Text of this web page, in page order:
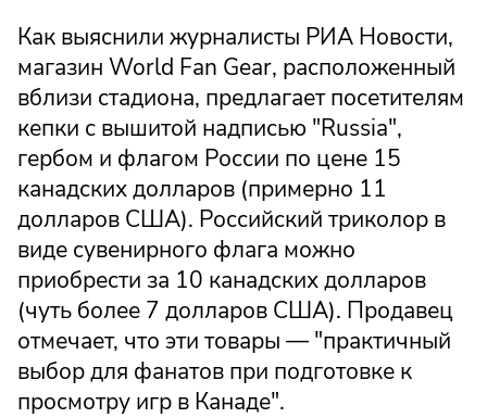
Как выяснили журналисты РИА Новости,
магазин World Fan Gear, расположенный
вблизи стадиона, предлагает посетителям
кепки с вышитой надписью "Russia",
гербом и флагом России по цене 15
канадских долларов (примерно 11
долларов США). Российский триколор в
виде сувенирного флага можно
приобрести за 10 канадских долларов
(чуть более 7 долларов США). Продавец
отмечает, что эти товары — "практичный
выбор для фанатов при подготовке к
просмотру игр в Канаде".